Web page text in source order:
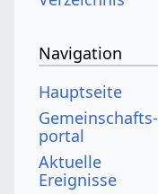
Navigation
Hauptseite
Gemeinschafts­
portal
Aktuelle
Ereignisse